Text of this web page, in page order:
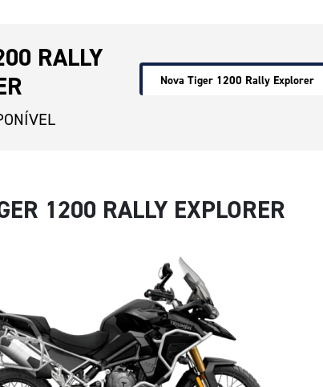
RALLY
Nova Tiger 1200 Rally Explorer
1200 RALLY EXPLORER